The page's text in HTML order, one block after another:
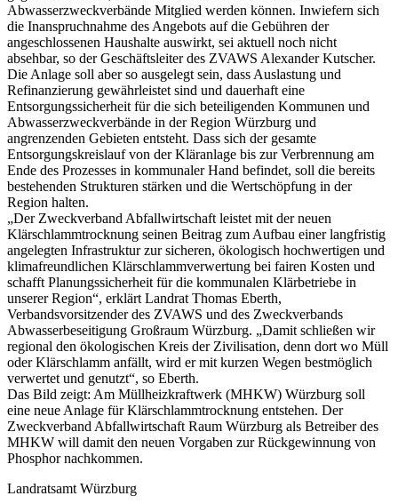
Abwasserzweckverbände Mitglied werden können. Inwiefern sich
die Inanspruchnahme des Angebots auf die Gebühren der
angeschlossenen Haushalte auswirkt, sei aktuell noch nicht
absehbar, so der Geschäftsleiter des ZVAWS Alexander Kutscher.
Die Anlage soll aber so ausgelegt sein, dass Auslastung und
Refinanzierung gewährleistet sind und dauerhaft eine
Entsorgungssicherheit für die sich beteiligenden Kommunen und
Abwasserzweckverbände in der Region Würzburg und
angrenzenden Gebieten entsteht. Dass sich der gesamte
Entsorgungskreislauf von der Kläranlage bis zur Verbrennung am
Ende des Prozesses in kommunaler Hand befindet, soll die bereits
bestehenden Strukturen stärken und die Wertschöpfung in der
Region halten.
„Der Zweckverband Abfallwirtschaft leistet mit der neuen
Klärschlammtrocknung seinen Beitrag zum Aufbau einer langfristig
angelegten Infrastruktur zur sicheren, ökologisch hochwertigen und
klimafreundlichen Klärschlammverwertung bei fairen Kosten und
schafft Planungssicherheit für die kommunalen Klärbetriebe in
unserer Region“, erklärt Landrat Thomas Eberth,
Verbandsvorsitzender des ZVAWS und des Zweckverbands
Abwasserbeseitigung Großraum Würzburg. „Damit schließen wir
regional den ökologischen Kreis der Zivilisation, denn dort wo Müll
oder Klärschlamm anfällt, wird er mit kurzen Wegen bestmöglich
verwertet und genutzt“, so Eberth.
Das Bild zeigt: Am Müllheizkraftwerk (MHKW) Würzburg soll
eine neue Anlage für Klärschlammtrocknung entstehen. Der
Zweckverband Abfallwirtschaft Raum Würzburg als Betreiber des
MHKW will damit den neuen Vorgaben zur Rückgewinnung von
Phosphor nachkommen.
Landratsamt Würzburg